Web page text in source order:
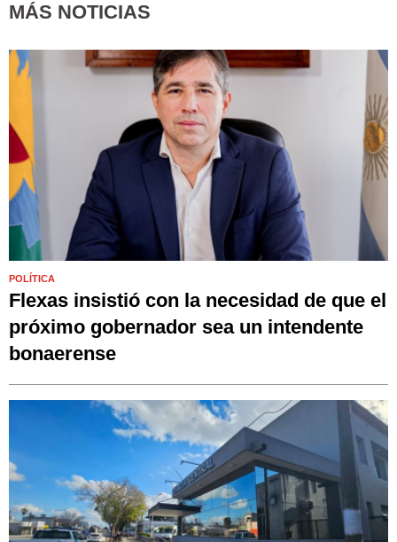
MÁS NOTICIAS
POLÍTICA
Flexas insistió con la necesidad de que el
próximo gobernador sea un intendente
bonaerense